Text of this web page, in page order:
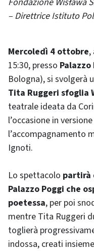
– Direttrice Istituto
Mercoledì 4 ottobre,
15:30, presso Palazzo
Bologna), si svolgerà
Tita Ruggeri sfoglia
teatrale ideata da
l’occasione in
l’accompagnamento
Ignoti.
Lo spettacolo partirà
Palazzo Poggi che
poetessa, per poi
mentre Tita Ruggeri
toglierà
indossa, creati